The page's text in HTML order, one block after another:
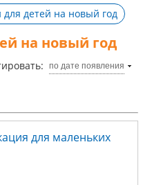
для детей на новый год
на новый год
по дате появления